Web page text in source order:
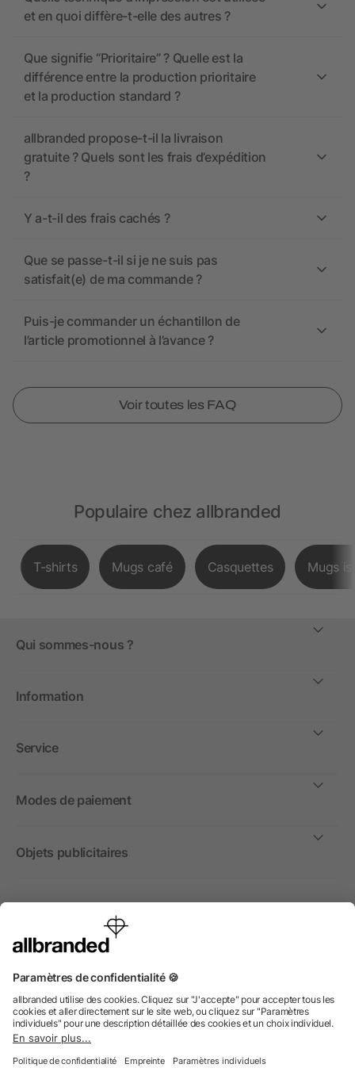
et en quoi diffère-t-elle des autres ?
Que signifie “Prioritaire” ? Quelle est la
différence entre la production prioritaire
et la production standard ?
allbranded propose-t-il la livraison
gratuite ? Quels sont les frais d’expédition
?
Y a-t-il des frais cachés ?
Que se passe-t-il si je ne suis pas
satisfait(e) de ma commande ?
Puis-je commander un échantillon de
l’article promotionnel à l’avance ?
Voir toutes les FAQ
Populaire chez allbranded
T-shirts Mugs café Casquettes Mugs
Qui sommes-nous ?
Information
Service
Modes de paiement
Objets publicitaires
International
Nous commercialisons nos objets publicitaires et articles